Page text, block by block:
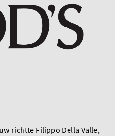
richtte Filippo Della Valle,